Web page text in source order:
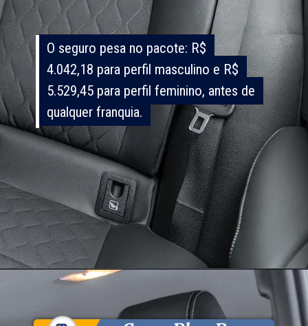
O seguro pesa no pacote: R$
4.042,18 para perfil masculino e R$
5.529,45 para perfil feminino, antes de
qualquer franquia.
O seguro pesa no pacote: R$
4.042,18 para perfil masculino e R$
5.529,45 para perfil feminino, antes de
qualquer franquia.